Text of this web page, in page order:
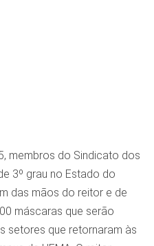
membros do Sindicato dos
3º grau no Estado do
das mãos do reitor e de
máscaras que serão
setores que retornaram às